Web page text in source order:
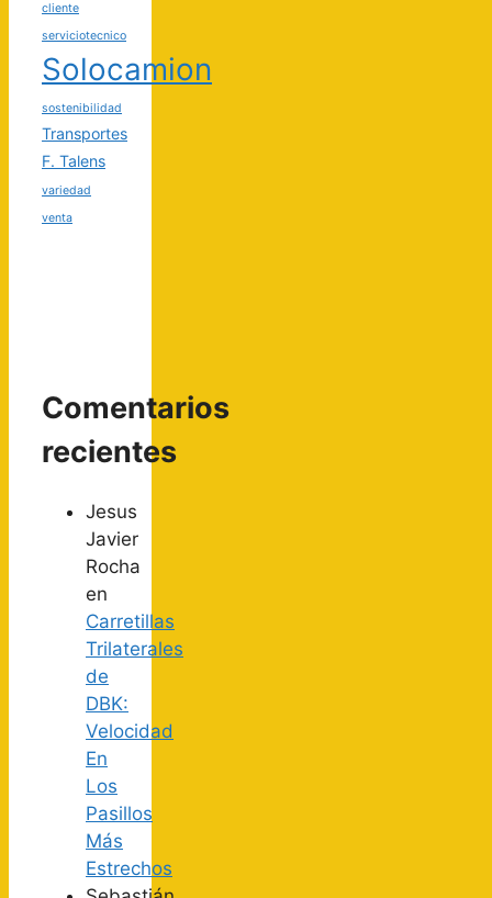
cliente
serviciotecnico
Solocamion
sostenibilidad
Transportes
F. Talens
variedad
venta
Comentarios
recientes
Jesus
Javier
Rocha
en
Carretillas
Trilaterales
de
DBK:
Velocidad
En
Los
Pasillos
Más
Estrechos